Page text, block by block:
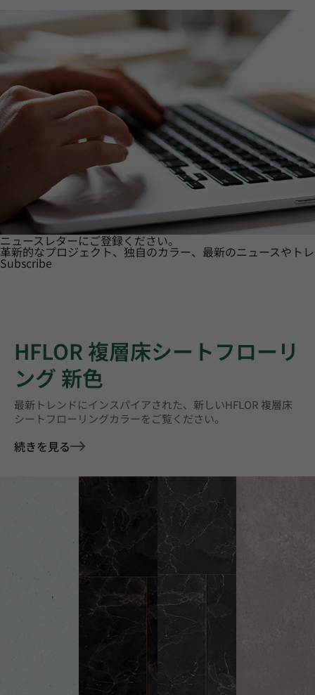
ニュースレターにご登録ください。
革新的なプロジェクト、独自のカラー、最新のニュースやト
Subscribe
HFLOR 複層床シートフローリ
ング 新色
最新トレンドにインスパイアされた、新しいHFLOR 複層床
シートフローリングカラーをご覧ください。
続きを見る